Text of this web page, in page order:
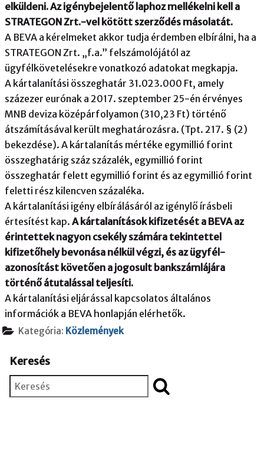
elküldeni. Az igénybejelentő laphoz mellékelni kell a
STRATEGON Zrt.-vel kötött szerződés másolatát.
A BEVA a kérelmeket akkor tudja érdemben elbírálni, ha a
STRATEGON Zrt. „f.a.” felszámolójától az
ügyfélkövetelésekre vonatkozó adatokat megkapja.
A kártalanítási összeghatár 31.023.000 Ft, amely
százezer eurónak a 2017. szeptember 25-én érvényes
MNB deviza középárfolyamon (310,23 Ft) történő
átszámításával került meghatározásra. (Tpt. 217. § (2)
bekezdése). A kártalanítás mértéke egymillió forint
összeghatárig száz százalék, egymillió forint
összeghatár felett egymillió forint és az egymillió forint
feletti rész kilencven százaléka.
A kártalanítási igény elbírálásáról az igénylő írásbeli
értesítést kap. A kártalanítások kifizetését a BEVA az
érintettek nagyon csekély számára tekintettel
kifizetőhely bevonása nélkül végzi, és az ügyfél-
azonosítást követően a jogosult bankszámlájára
történő átutalással teljesíti.
A kártalanítási eljárással kapcsolatos általános
információk a BEVA honlapján elérhetők.
Kategória: Közlemények
Keresés
Keresés